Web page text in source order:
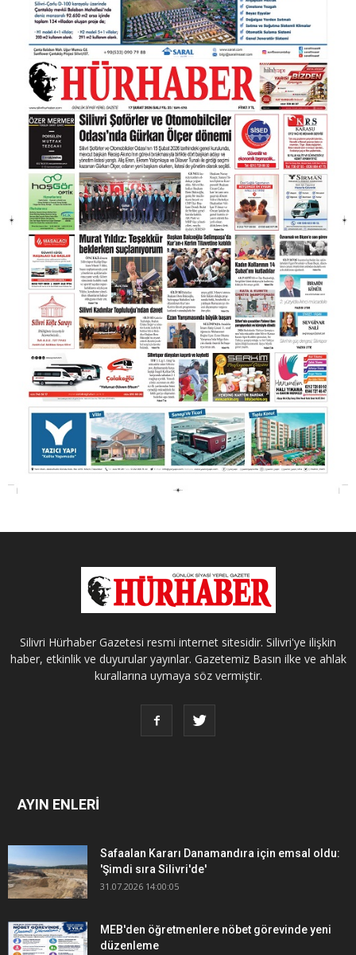
Silivri Hürhaber Gazetesi resmi internet sitesidir. Silivri'ye ilişkin
haber, etkinlik ve duyurular yayınlar. Gazetemiz Basın ilke ve ahlak
kurallarına uymaya söz vermiştir.
AYIN ENLERİ
Safaalan Kararı Danamandıra için emsal oldu:
'Şimdi sıra Silivri'de'
31.07.2026 14:00:05
MEB'den öğretmenlere nöbet görevinde yeni
düzenleme